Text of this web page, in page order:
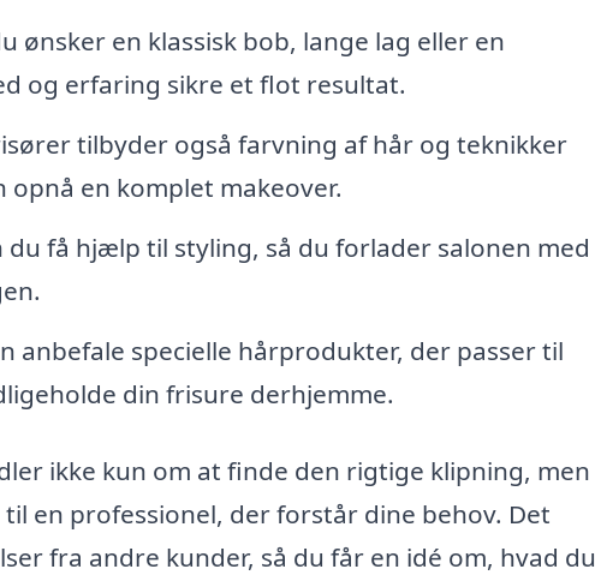
ønsker en klassisk bob, lange lag eller en
og erfaring sikre et flot resultat.
tilbyder også farvning af hår og teknikker
opnå en komplet makeover.
du få hjælp til styling, så du forlader salonen med
anbefale specielle hårprodukter, der passer til
din frisure derhjemme.
ikke kun om at finde den rigtige klipning, men
en professionel, der forstår dine behov. Det
fra andre kunder, så du får en idé om, hvad du